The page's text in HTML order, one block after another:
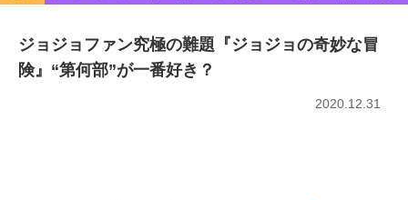
ジョジョファン究極の難題『ジョジョの奇妙な冒
険』“第何部”が一番好き？
2020.12.31